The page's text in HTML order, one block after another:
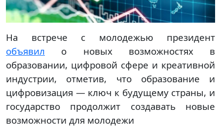
На встрече с молодежью президент
объявил о новых возможностях в
образовании, цифровой сфере и креативной
индустрии, отметив, что образование и
цифровизация — ключ к будущему страны, и
государство продолжит создавать новые
возможности для молодежи